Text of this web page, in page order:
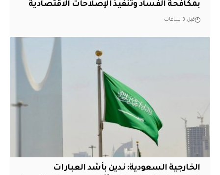
بمكافحة الفساد وتنفيذ الإصلاحات الاقتصادية
قبل 3 ساعات
‏الخارجية السعودية: ندين بأشد العبارات